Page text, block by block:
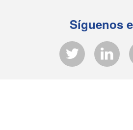
Síguenos